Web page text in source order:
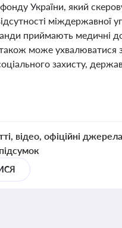
України, який
міждержавної
приймають медичні
також може
захисту,
відео, офіційні